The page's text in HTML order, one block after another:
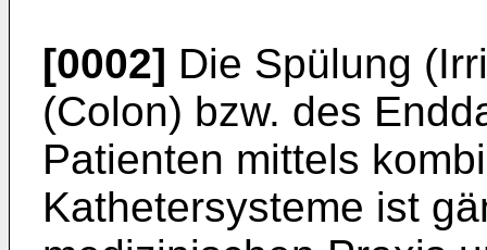
[0002] Die Spülung
(Colon) bzw. des
Patienten mittels
Kathetersysteme ist